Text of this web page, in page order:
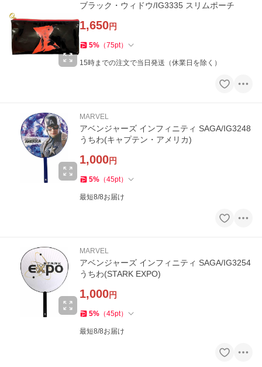
ブラック・ウィドウ/IG3335 スリムポーチ
1,650円
5% （75pt）
15時までの注文で当日発送（休業日を除く）
MARVEL
アベンジャーズ インフィニティ SAGA/IG3248
うちわ(キャプテン・アメリカ)
1,000円
5% （45pt）
最短8/8お届け
MARVEL
アベンジャーズ インフィニティ SAGA/IG3254
うちわ(STARK EXPO)
1,000円
5% （45pt）
最短8/8お届け